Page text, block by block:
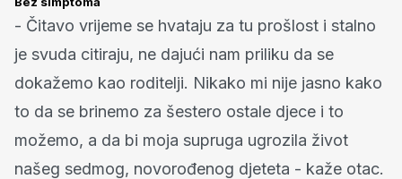
- Čitavo vrijeme se hvataju za tu prošlost i stalno
je svuda citiraju, ne dajući nam priliku da se
dokažemo kao roditelji. Nikako mi nije jasno kako
to da se brinemo za šestero ostale djece i to
možemo, a da bi moja supruga ugrozila život
našeg sedmog, novorođenog djeteta - kaže otac.